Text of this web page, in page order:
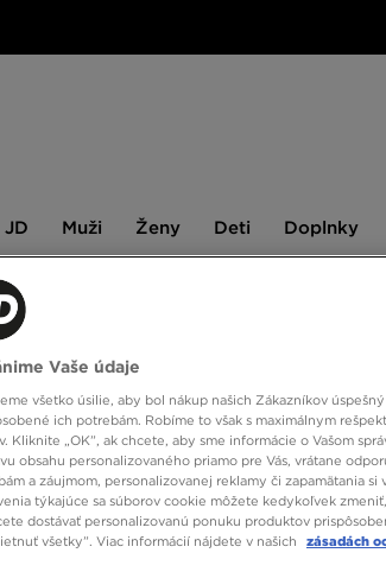
Muži Ženy Deti Doplnky
Pohlavie Značka
Vaše údaje
všetko úsilie, aby bol nákup našich Zákazníkov
ich potrebám. Robíme to však s maximálnym
Kliknite „OK”, ak chcete, aby sme informácie o Vašom
obsahu personalizovaného priamo pre Vás, vrátane
a záujmom, personalizovanej reklamy či zapamätania
týkajúce sa súborov cookie môžete kedykoľvek
dostávať personalizovanú ponuku produktov
všetky”. Viac informácií nájdete v našich
zásadách